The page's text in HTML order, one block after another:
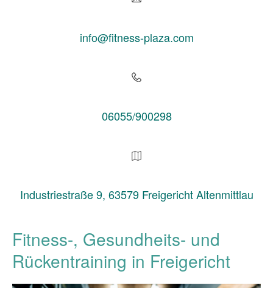
info@fitness-plaza.com
06055/900298
Industriestraße 9, 63579 Freigericht Altenmittlau
Fitness-, Gesundheits- und
Rückentraining in Freigericht